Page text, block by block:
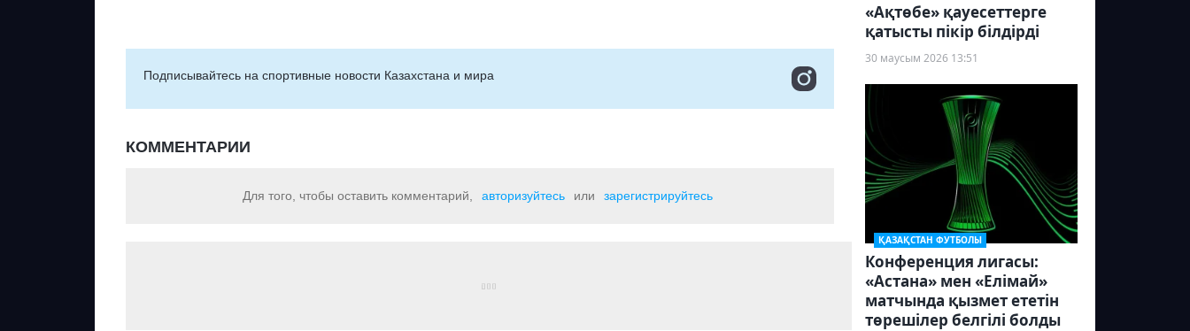
Подписывайтесь на cпортивные новости Казахстана и мира
КОММЕНТАРИИ
Для того, чтобы оставить комментарий, авторизуйтесь или зарегистрируйтесь
«Ақтөбе» қауесеттерге
қатысты пікір білдірді
30 маусым 2026 13:51
ҚАЗАҚСТАН ФУТБОЛЫ
Конференция лигасы:
«Астана» мен «Елімай»
матчында қызмет ететін
төрешілер белгілі болды